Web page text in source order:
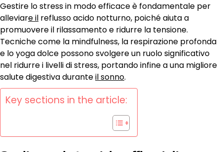
Gestire lo stress in modo efficace è fondamentale per
alleviare il reflusso acido notturno, poiché aiuta a
promuovere il rilassamento e ridurre la tensione.
Tecniche come la mindfulness, la respirazione profonda
e lo yoga dolce possono svolgere un ruolo significativo
nel ridurre i livelli di stress, portando infine a una migliore
salute digestiva duranteil sonno.
Key sections in the article: